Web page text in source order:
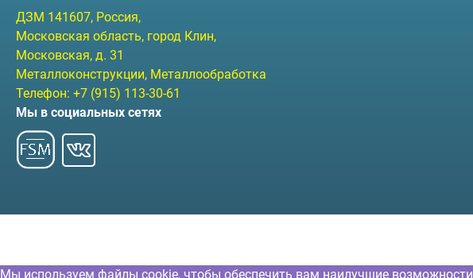
ДЗМ 141607, Россия,
Московская область, город Клин,
Московская, д. 31
Металлоконструкции, Металлообработка
Телефон: +7 (915) 113-30-61
Мы в социальных сетях
Мы используем файлы cookie, чтобы обеспечить вам наилучшие